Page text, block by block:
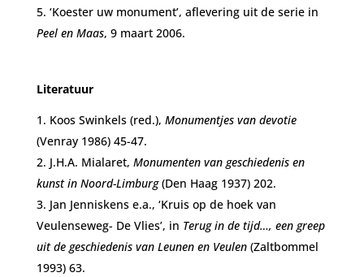
‘Koester uw monument’, aflevering uit de serie in
Peel en Maas, 9 maart 2006.
Literatuur
Koos Swinkels (red.), Monumentjes van devotie
(Venray 1986) 45-47.
J.H.A. Mialaret, Monumenten van geschiedenis en
kunst in Noord-Limburg(Den Haag 1937) 202.
Jan Jenniskens e.a., ‘Kruis op de hoek van
Veulenseweg- De Vlies’, in Terug in de tijd…, een greep
uit de geschiedenis van Leunen en Veulen(Zaltbommel
1993) 63.